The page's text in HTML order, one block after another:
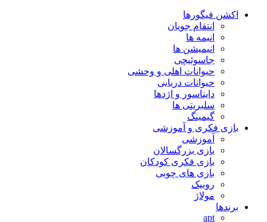
اکشن فیگورها
انتقام جویان
انیمه ها
انیمیشن ها
جاسوئیچی
حیوانات اهلی و وحشی
حیوانات دریایی
دایناسور و اژدها
سلبریتی ها
گیمینگ
بازی فکری و آموزشی
آموزشی
بازی بزرگسالان
بازی فکری کودکان
بازی های چوبی
روبیک
مولاژ
برندها
apt